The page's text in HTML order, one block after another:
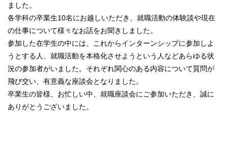
ました。
各学科の卒業生10名にお越しいただき、就職活動の体験談や現在
の仕事について様々なお話をお聞きしました。
参加した在学生の中には、これからインターンシップに参加しよ
うとする人、就職活動を本格化させようという人などあらゆる状
況の参加者がいました。それぞれ関心のある内容について質問が
飛び交い、有意義な座談会となりました。
卒業生の皆様、お忙しい中、就職座談会にご参加いただき、誠に
ありがとうございました。